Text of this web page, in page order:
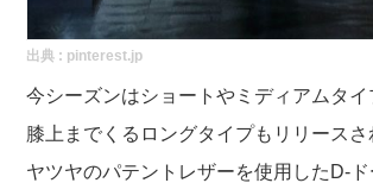
出典 : pinterest.jp
今シーズンはショートやミディアムタイ
膝上までくるロングタイプもリリース
ヤツヤのパテントレザーを使用したD-ド